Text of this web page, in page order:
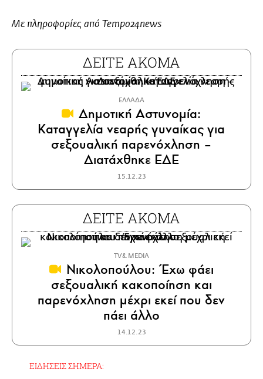
Με πληροφορίες από Tempo24news
ΔΕΙΤΕ ΑΚΟΜΑ
ΕΛΛΑΔΑ
Δημοτική Αστυνομία:
Καταγγελία νεαρής γυναίκας για
σεξουαλική παρενόχληση –
Διατάχθηκε ΕΔΕ
15.12.23
ΔΕΙΤΕ ΑΚΟΜΑ
TV & MEDIA
Νικολοπούλου: Έχω φάει
σεξουαλική κακοποίηση και
παρενόχληση μέχρι εκεί που δεν
πάει άλλο
14.12.23
ΕΙΔΗΣΕΙΣ ΣΗΜΕΡΑ: